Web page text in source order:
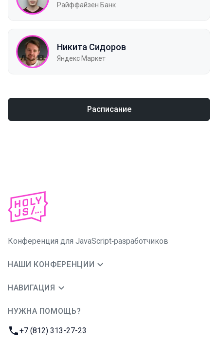
Райффайзен Банк
Никита Сидоров
Яндекс Маркет
Расписание
Конференция для JavaScript‑разработчиков
НАШИ КОНФЕРЕНЦИИ
НАВИГАЦИЯ
НУЖНА ПОМОЩЬ?
Телефон:
+7 (812) 313-27-23